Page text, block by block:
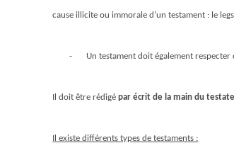
cause illicite ou immorale d’un testament : le
- Un testament doit également respecter
Il doit être rédigépar écrit de la main du
Il existe différents types de testaments :